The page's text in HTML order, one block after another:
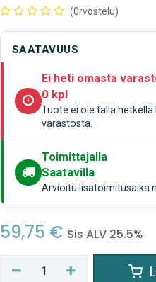
(0rvostelu)
SAATAVUUS
Ei heti omasta
0 kpl
Tuote ei ole tällä
varastosta.
Toimittajalla
Saatavilla
Arvioitu lisätoimitusaika
59,75 € Sis ALV 25.5%